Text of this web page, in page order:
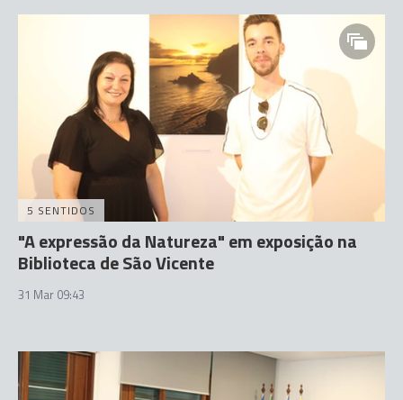
5 SENTIDOS
"A expressão da Natureza" em exposição na
Biblioteca de São Vicente
31 Mar 09:43